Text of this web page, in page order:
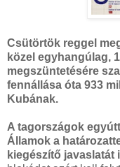
Csütörtök reggel
közel egyhangúlag,
megszüntetésére
fennállása óta 933
Kubának.
A tagországok
Államok a
kiegészítő javaslatát